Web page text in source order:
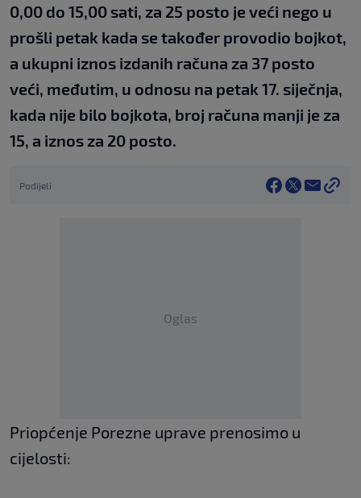
0,00 do 15,00 sati, za 25 posto je veći nego u
prošli petak kada se također provodio bojkot,
a ukupni iznos izdanih računa za 37 posto
veći, međutim, u odnosu na petak 17. siječnja,
kada nije bilo bojkota, broj računa manji je za
15, a iznos za 20 posto.
Podijeli
Oglas
Priopćenje Porezne uprave prenosimo u
cijelosti: